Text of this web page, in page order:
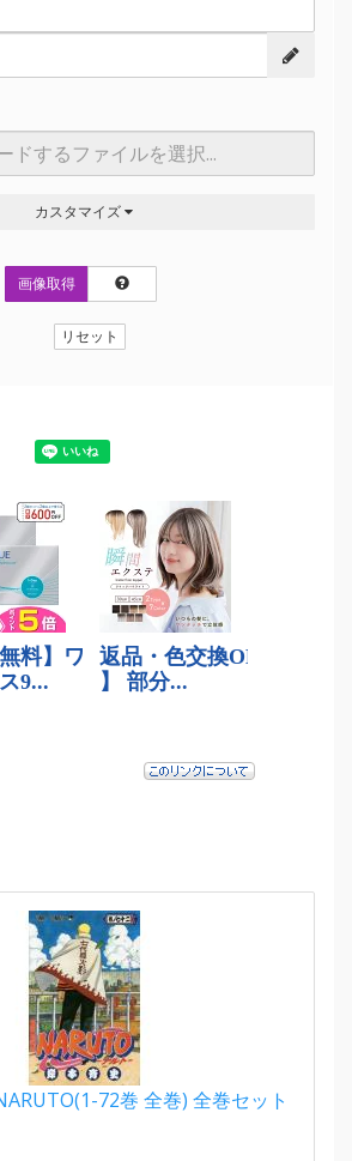
カスタマイズ
画像取得
リセット
72巻 全巻) 全巻セット